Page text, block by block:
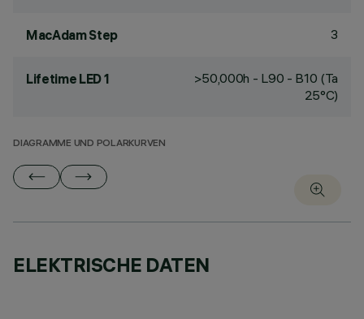
MacAdam Step 3
Lifetime LED 1
>50,000h - L90 - B10 (Ta
25°C)
DIAGRAMME UND POLARKURVEN
ELEKTRISCHE DATEN